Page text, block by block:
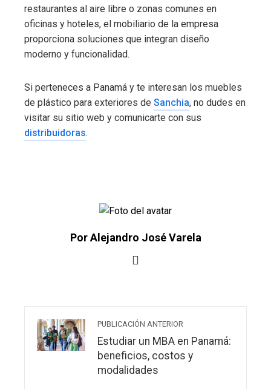
restaurantes al aire libre o zonas comunes en
oficinas y hoteles, el mobiliario de la empresa
proporciona soluciones que integran diseño
moderno y funcionalidad.
Si perteneces a Panamá y te interesan los muebles
de plástico para exteriores de Sanchia, no dudes en
visitar su sitio web y comunicarte con sus
distribuidoras.
Por Alejandro José Varela
PUBLICACIÓN ANTERIOR
Estudiar un MBA en Panamá:
beneficios, costos y
modalidades